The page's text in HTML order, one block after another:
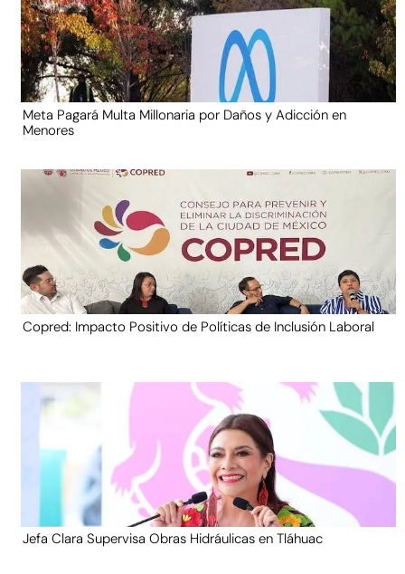
Meta Pagará Multa Millonaria por Daños y Adicción en
Menores
Copred: Impacto Positivo de Políticas de Inclusión Laboral
Jefa Clara Supervisa Obras Hidráulicas en Tláhuac